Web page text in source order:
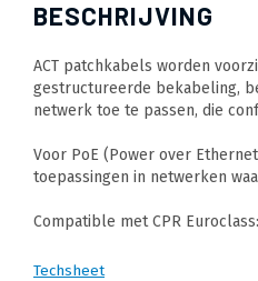
BESCHRIJVING
ACT patchkabels worden
gestructureerde bekabeling,
netwerk toe te passen, die
Voor PoE (Power over
toepassingen in netwerken
Compatible met CPR
Techsheet